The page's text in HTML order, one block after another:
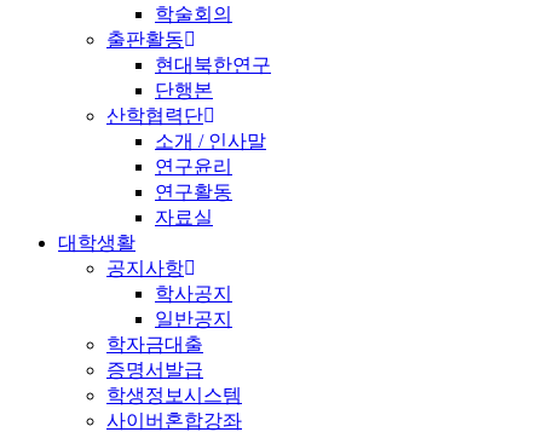
학술회의
출판활동
현대북한연구
단행본
산학협력단
소개 / 인사말
연구윤리
연구활동
자료실
대학생활
공지사항
학사공지
일반공지
학자금대출
증명서발급
학생정보시스템
사이버혼합강좌